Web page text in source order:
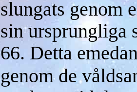
slungats genom
sin ursprungliga
66. Detta
genom de